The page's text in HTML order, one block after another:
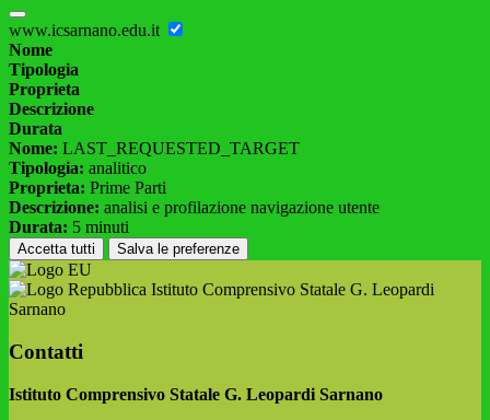
www.icsarnano.edu.it
Nome
Tipologia
Proprieta
Descrizione
Durata
Nome: LAST_REQUESTED_TARGET
Tipologia: analitico
Proprieta: Prime Parti
Descrizione: analisi e profilazione navigazione utente
Durata: 5 minuti
Accetta tutti Salva le preferenze
Istituto Comprensivo Statale G. Leopardi
Sarnano
Contatti
Istituto Comprensivo Statale G. Leopardi Sarnano